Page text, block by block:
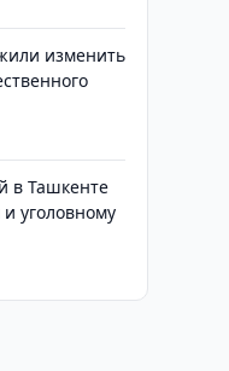
изменить
в Ташкенте
уголовному